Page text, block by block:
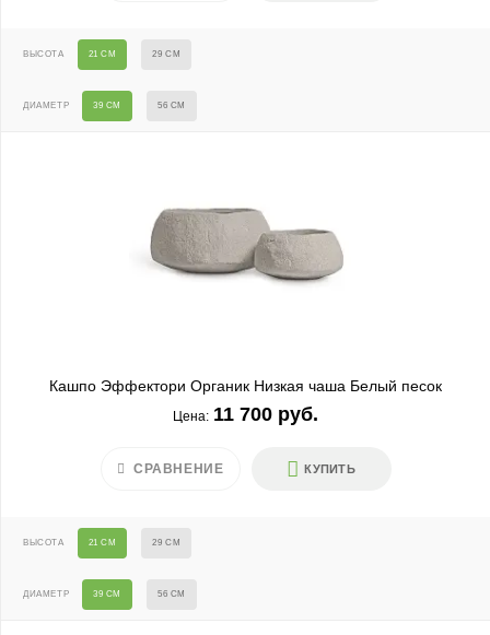
ВЫСОТА 21 СМ 29 СМ
ДИАМЕТР 39 СМ 56 СМ
Кашпо Эффектори Органик Низкая чаша Белый песок
Цена: 11 700 руб.
КУПИТЬ
СРАВНЕНИЕ
ВЫСОТА 21 СМ 29 СМ
ДИАМЕТР 39 СМ 56 СМ